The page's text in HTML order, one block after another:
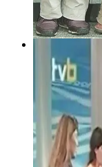
Tro war-dro
Emission de
sortie du
kriz". Invités :
Elégoët.
Lire la suite